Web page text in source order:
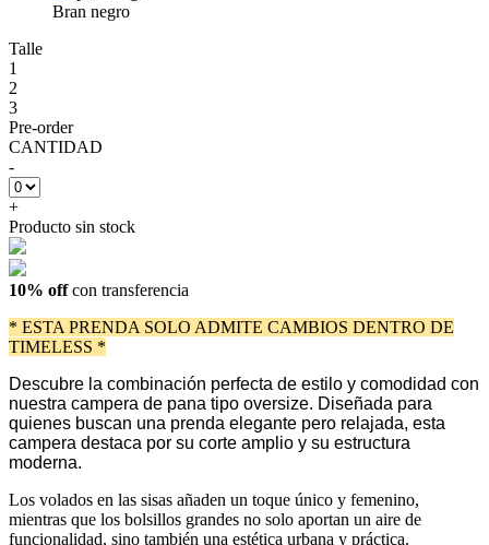
Bran negro
Talle
1
2
3
Pre-order
CANTIDAD
-
+
Producto sin stock
10% offcon transferencia
* ESTA PRENDA SOLO ADMITE CAMBIOS DENTRO DE
TIMELESS *
Descubre la combinación perfecta de estilo y comodidad con
nuestra campera de pana tipo oversize. Diseñada para
quienes buscan una prenda elegante pero relajada, esta
campera destaca por su corte amplio y su estructura
moderna.
Los volados en las sisas añaden un toque único y femenino,
mientras que los bolsillos grandes no solo aportan un aire de
funcionalidad, sino también una estética urbana y práctica.